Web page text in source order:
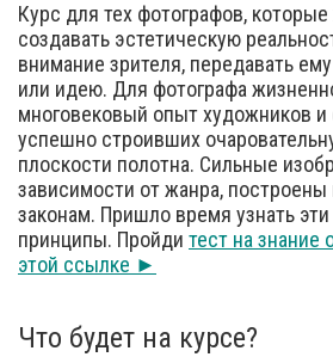
Курс для тех фотографов, которые
создавать эстетическую
внимание зрителя, передавать
или идею. Для фотографа
многовековый опыт художников и
успешно строивших
плоскости полотна. Сильные
зависимости от жанра,
законам. Пришло время узнать
принципы. Пройди тест на знание
этой ссылке ►
Что будет на курсе?